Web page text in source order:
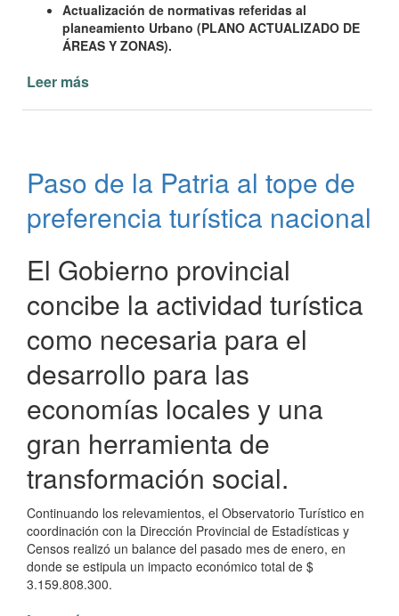
Actualización de normativas referidas al
planeamiento Urbano (PLANO ACTUALIZADO DE
ÁREAS Y ZONAS).
Leer más
avanza
sobre
su
Territorial
Paso de la Patria al tope de
preferencia turística nacional
El Gobierno provincial
concibe la actividad turística
como necesaria para el
desarrollo para las
economías locales y una
gran herramienta de
transformación social.
Continuando los relevamientos, el Observatorio Turístico en
coordinación con la Dirección Provincial de Estadísticas y
Censos realizó un balance del pasado mes de enero, en
donde se estipula un impacto económico total de $
3.159.808.300.